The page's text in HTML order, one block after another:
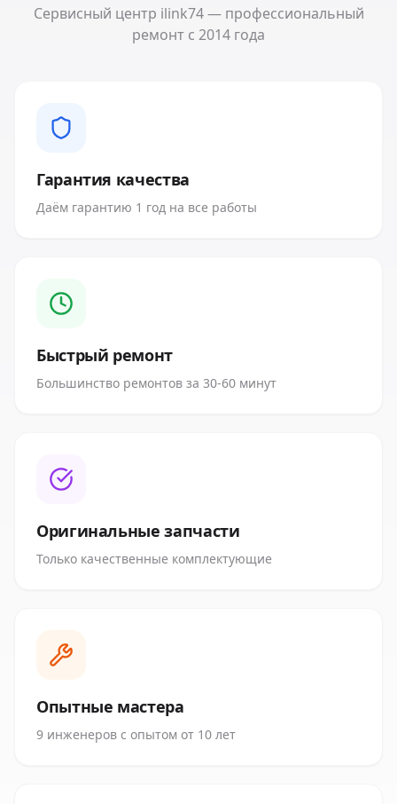
Сервисный центр ilink74 — профессиональный
ремонт с 2014 года
Гарантия качества
Даём гарантию 1 год на все работы
Быстрый ремонт
Большинство ремонтов за 30-60 минут
Оригинальные запчасти
Только качественные комплектующие
Опытные мастера
9 инженеров с опытом от 10 лет